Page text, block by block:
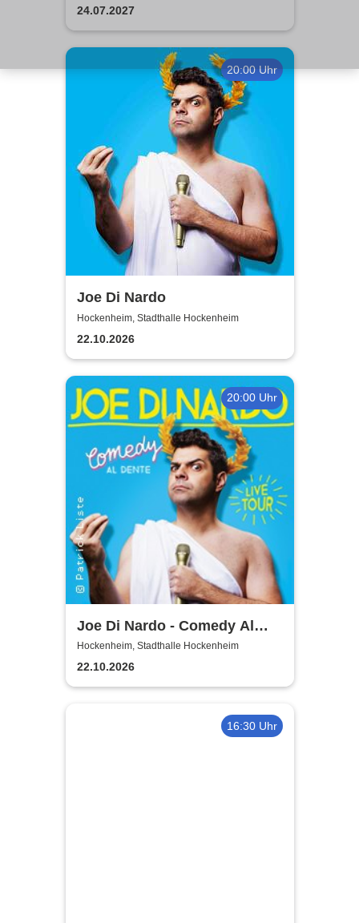
Final Tour 26-28
24.07.2027
20:00 Uhr
Joe Di Nardo
Hockenheim, Stadthalle Hockenheim
22.10.2026
20:00 Uhr
Joe Di Nardo - Comedy Al
Dente
Hockenheim, Stadthalle Hockenheim
22.10.2026
16:30 Uhr